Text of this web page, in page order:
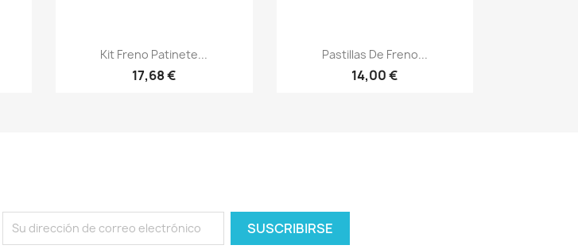
Vista rápida
Kit Freno Patinete...
17,68 €
Vista rápida
Pastillas De Freno...
14,00 €